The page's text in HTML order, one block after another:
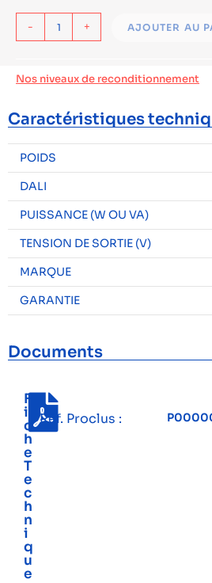
- + AJOUTER AU
Nos niveaux de reconditionnement
Caractéristiques
POIDS
DALI
PUISSANCE (W OU VA)
TENSION DE SORTIE (V)
MARQUE
GARANTIE
Documents
F
i
c
h
e
T
e
c
h
n
i
q
u
e
Réf. Proclus :